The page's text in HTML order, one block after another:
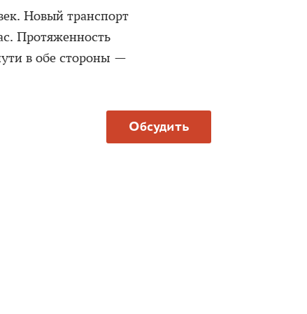
Новый транспорт
Протяженность
в обе стороны —
Обсудить